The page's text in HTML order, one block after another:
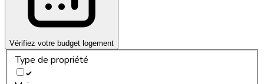
Vérifiez votre budget logement
Type de propriété